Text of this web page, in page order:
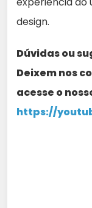
design.
Dúvidas ou
Deixem nos
acesse o
https://